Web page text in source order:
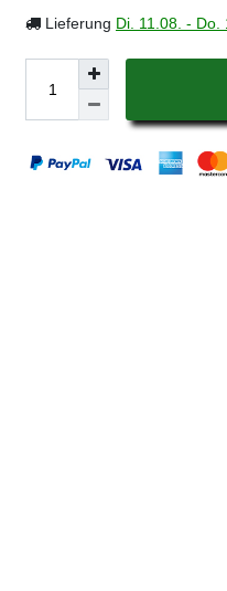
Lieferung Di. 11.08. - Do.